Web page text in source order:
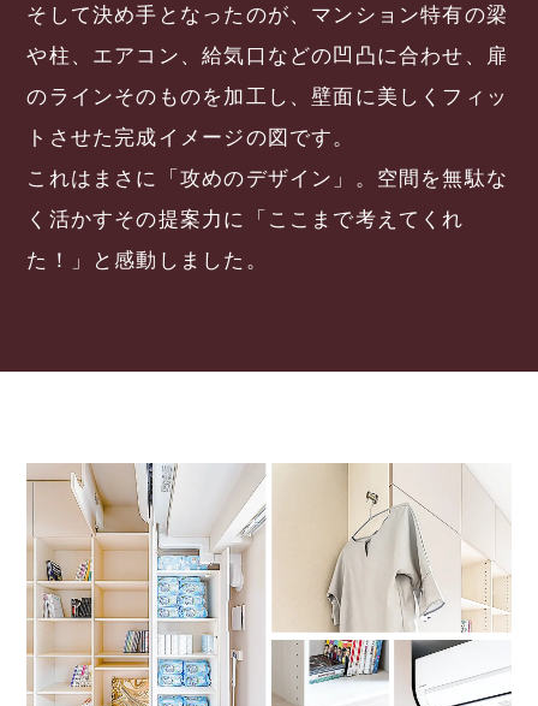
そして決め手となったのが、マンション特有の梁
や柱、エアコン、給気口などの凹凸に合わせ、扉
のラインそのものを加工し、壁面に美しくフィッ
トさせた完成イメージの図です。
これはまさに「攻めのデザイン」。空間を無駄な
く活かすその提案力に「ここまで考えてくれ
た！」と感動しました。